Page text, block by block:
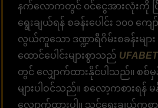
နက်လောကတွင် ၀င်ငွေအားလုံးကို ပြီ
ရွေးချယ်ရန် စခန်းပေါင်း ၁၀၀ က
လွယ်ကူသော ဒဏ္ဍာရီဂိမ်းစခန်းများ
ထောင်ပေါင်းများစွာသည် UFABET
တွင် လျှောက်ထားနိုင်ပါသည်။ စစ်
များပါဝင်သည်။ စလော့ကစားရန်
လျှောက်ထားပါ။ သင်ရွေးချယ်က